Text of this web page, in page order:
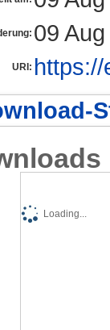
09
URI:
Loading...